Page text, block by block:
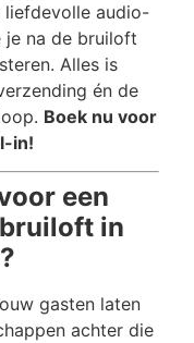
liefdevolle audio-
je na de bruiloft
Alles is
én de
Boek nu voor
in!
een
in
gasten laten
achter die